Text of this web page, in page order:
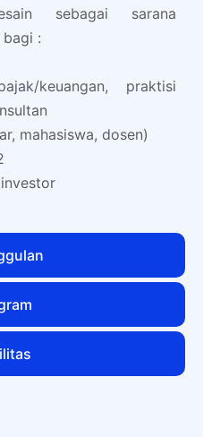
sebagai sarana
:
keuangan, praktisi
mahasiswa, dosen)